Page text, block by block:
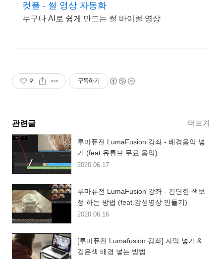
컷플 - 썰 영상 자동화
누구나 AI로 쉽게 만드는 썰 바이럴 영상
9 구독하기
관련글 더보기
루마퓨전 LumaFusion 강좌 - 배경음악 넣
기 (feat.유튜브 무료 음악)
2020.06.17
루마퓨전 LumaFusion 강좌 - 간단한 색보
정 하는 방법 (feat.감성영상 만들기)
2020.06.16
[루마퓨전 Lumafusion 강좌] 자막 넣기 &
검은색 배경 넣는 방법